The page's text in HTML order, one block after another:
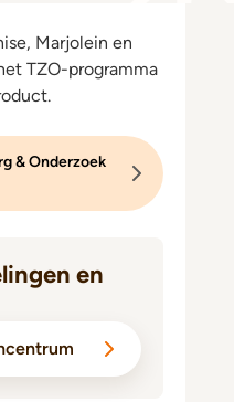
Marjolein en
TZO-programma
& Onderzoek
en